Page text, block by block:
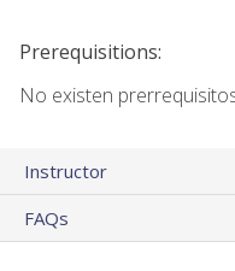
Prerequisitions:
No existen
Instructor
FAQs